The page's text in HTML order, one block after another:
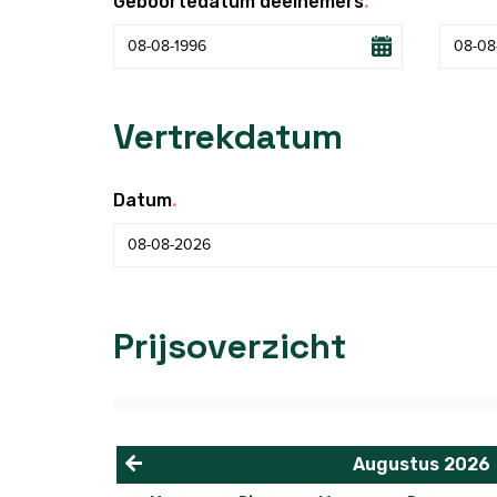
Vertrekdatum
Datum.
Prijsoverzicht
< Augustus 2026